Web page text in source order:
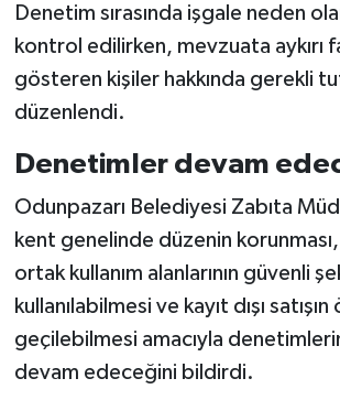
Denetim sırasında işgale neden
kontrol edilirken, mevzuata aykırı
gösteren kişiler hakkında gerekli
düzenlendi.
Denetimler devam
Odunpazarı Belediyesi Zabıta
kent genelinde düzenin
ortak kullanım alanlarının güvenli
kullanılabilmesi ve kayıt dışı satışın
geçilebilmesi amacıyla denetimlerin
devam edeceğini bildirdi.